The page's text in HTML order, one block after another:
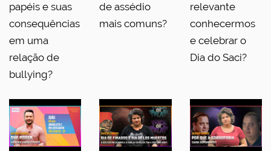
papéis e suas
consequências
em uma
relação de
bullying?
de assédio
mais comuns?
relevante
conhecermos
e celebrar o
Dia do Saci?